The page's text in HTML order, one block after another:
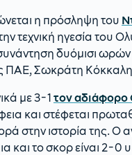
η πρόσληψη του
τεχνική ηγεσία του
δυόμισι
ΠΑΕ, Σωκράτη
με 3-1τον αδιάφορο
και στέφεται
στην ιστορία της. Ο
και το σκορ είναι 2-